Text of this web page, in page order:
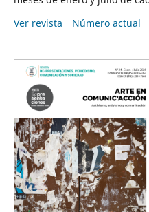
Ver revista
Número actual